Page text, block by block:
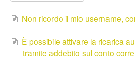
Non ricordo il mio username,
È possibile attivare la ricarica
tramite addebito sul conto